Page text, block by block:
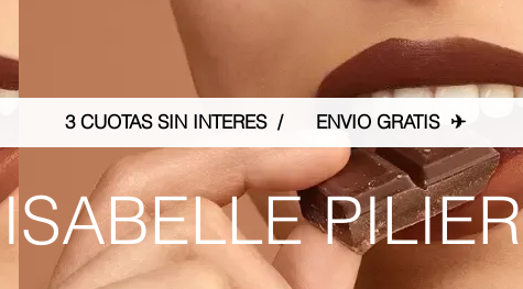
3 CUOTAS SIN INTERES / ENVIO GRATIS ✈
ISABELLE PILIER